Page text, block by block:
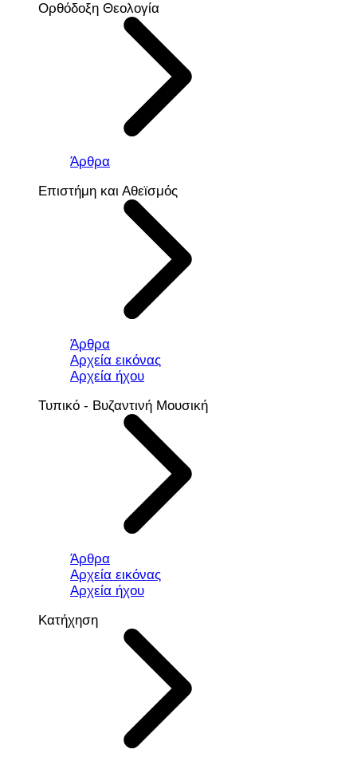
Ορθόδοξη Θεολογία
Άρθρα
Επιστήμη και Αθεϊσμός
Άρθρα
Αρχεία εικόνας
Αρχεία ήχου
Τυπικό - Βυζαντινή Μουσική
Άρθρα
Αρχεία εικόνας
Αρχεία ήχου
Κατήχηση